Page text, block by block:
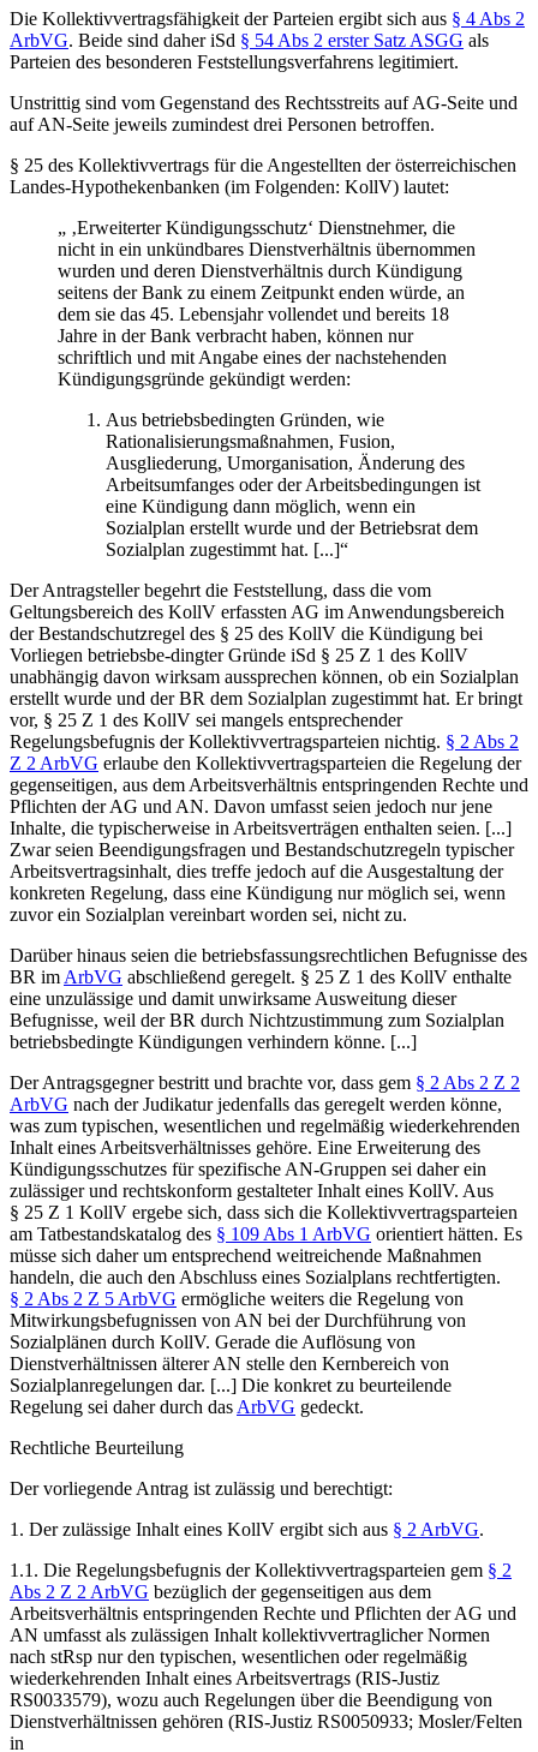
Die Kollektivvertragsfähigkeit der Parteien ergibt sich aus § 4 Abs 2
ArbVG. Beide sind daher iSd § 54 Abs 2 erster Satz ASGG als
Parteien des besonderen Feststellungsverfahrens legitimiert.
Unstrittig sind vom Gegenstand des Rechtsstreits auf AG-Seite und
auf AN-Seite jeweils zumindest drei Personen betroffen.
§ 25 des Kollektivvertrags für die Angestellten der österreichischen
Landes-Hypothekenbanken (im Folgenden: KollV) lautet:
„ ‚Erweiterter Kündigungsschutz‘ Dienstnehmer, die
nicht in ein unkündbares Dienstverhältnis übernommen
wurden und deren Dienstverhältnis durch Kündigung
seitens der Bank zu einem Zeitpunkt enden würde, an
dem sie das 45. Lebensjahr vollendet und bereits 18
Jahre in der Bank verbracht haben, können nur
schriftlich und mit Angabe eines der nachstehenden
Kündigungsgründe gekündigt werden:
Aus betriebsbedingten Gründen, wie
Rationalisierungsmaßnahmen, Fusion,
Ausgliederung, Umorganisation, Änderung des
Arbeitsumfanges oder der Arbeitsbedingungen ist
eine Kündigung dann möglich, wenn ein
Sozialplan erstellt wurde und der Betriebsrat dem
Sozialplan zugestimmt hat. [...]“
Der Antragsteller begehrt die Feststellung, dass die vom
Geltungsbereich des KollV erfassten AG im Anwendungsbereich
der Bestandschutzregel des § 25 des KollV die Kündigung bei
Vorliegen betriebsbe-dingter Gründe iSd § 25 Z 1 des KollV
unabhängig davon wirksam aussprechen können, ob ein Sozialplan
erstellt wurde und der BR dem Sozialplan zugestimmt hat. Er bringt
vor, § 25 Z 1 des KollV sei mangels entsprechender
Regelungsbefugnis der Kollektivvertragsparteien nichtig. § 2 Abs 2
Z 2 ArbVG erlaube den Kollektivvertragsparteien die Regelung der
gegenseitigen, aus dem Arbeitsverhältnis entspringenden Rechte und
Pflichten der AG und AN. Davon umfasst seien jedoch nur jene
Inhalte, die typischerweise in Arbeitsverträgen enthalten seien. [...]
Zwar seien Beendigungsfragen und Bestandschutzregeln typischer
Arbeitsvertragsinhalt, dies treffe jedoch auf die Ausgestaltung der
konkreten Regelung, dass eine Kündigung nur möglich sei, wenn
zuvor ein Sozialplan vereinbart worden sei, nicht zu.
Darüber hinaus seien die betriebsfassungsrechtlichen Befugnisse des
BR im ArbVG abschließend geregelt. § 25 Z 1 des KollV enthalte
eine unzulässige und damit unwirksame Ausweitung dieser
Befugnisse, weil der BR durch Nichtzustimmung zum Sozialplan
betriebsbedingte Kündigungen verhindern könne. [...]
Der Antragsgegner bestritt und brachte vor, dass gem § 2 Abs 2 Z 2
ArbVG nach der Judikatur jedenfalls das geregelt werden könne,
was zum typischen, wesentlichen und regelmäßig wiederkehrenden
Inhalt eines Arbeitsverhältnisses gehöre. Eine Erweiterung des
Kündigungsschutzes für spezifische AN-Gruppen sei daher ein
zulässiger und rechtskonform gestalteter Inhalt eines KollV. Aus
§ 25 Z 1 KollV ergebe sich, dass sich die Kollektivvertragsparteien
am Tatbestandskatalog des § 109 Abs 1 ArbVG orientiert hätten. Es
müsse sich daher um entsprechend weitreichende Maßnahmen
handeln, die auch den Abschluss eines Sozialplans rechtfertigten.
§ 2 Abs 2 Z 5 ArbVG ermögliche weiters die Regelung von
Mitwirkungsbefugnissen von AN bei der Durchführung von
Sozialplänen durch KollV. Gerade die Auflösung von
Dienstverhältnissen älterer AN stelle den Kernbereich von
Sozialplanregelungen dar. [...] Die konkret zu beurteilende
Regelung sei daher durch das ArbVG gedeckt.
Rechtliche Beurteilung
Der vorliegende Antrag ist zulässig und berechtigt:
1. Der zulässige Inhalt eines KollV ergibt sich aus § 2 ArbVG.
1.1. Die Regelungsbefugnis der Kollektivvertragsparteien gem § 2
Abs 2 Z 2 ArbVG bezüglich der gegenseitigen aus dem
Arbeitsverhältnis entspringenden Rechte und Pflichten der AG und
AN umfasst als zulässigen Inhalt kollektivvertraglicher Normen
nach stRsp nur den typischen, wesentlichen oder regelmäßig
wiederkehrenden Inhalt eines Arbeitsvertrags (RIS-Justiz
RS0033579), wozu auch Regelungen über die Beendigung von
Dienstverhältnissen gehören (RIS-Justiz RS0050933; Mosler/Felten
in